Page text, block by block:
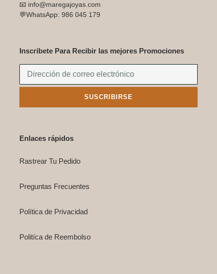
📧 info@maregajoyas.com
💬WhatsApp: 986 045 179
Inscribete Para Recibir las mejores Promociones
SUSCRIBIRSE
Enlaces rápidos
Rastrear Tu Pedido
Preguntas Frecuentes
Política de Privacidad
Politíca de Reembolso